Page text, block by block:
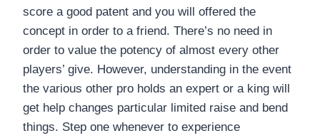
score a good patent and you will offered the
concept in order to a friend. There’s no need in
order to value the potency of almost every other
players’ give. However, understanding in the event
the various other pro holds an expert or a king will
get help changes particular limited raise and bend
things. Step one whenever to experience